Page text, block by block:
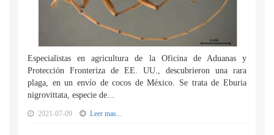
Especialistas en agricultura de la Oficina de Aduanas y
Protección Fronteriza de EE. UU., descubrieron una rara
plaga, en un envío de cocos de México. Se trata de Eburia
nigrovittata, especie de...
2021-07-09 Leer mas...